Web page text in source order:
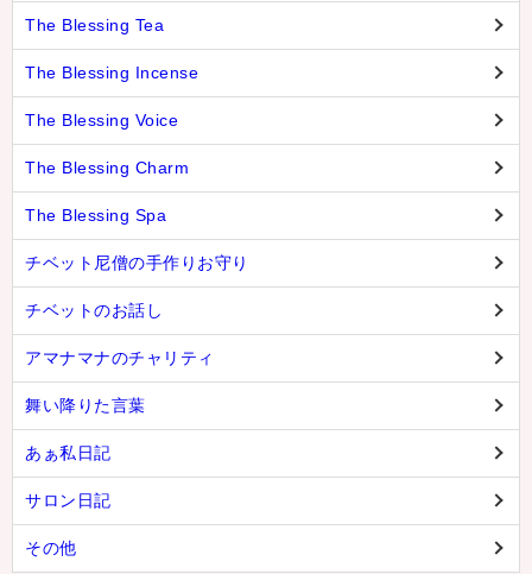
The Blessing Tea
The Blessing Incense
The Blessing Voice
The Blessing Charm
The Blessing Spa
チベット尼僧の手作りお守り
チベットのお話し
アマナマナのチャリティ
舞い降りた言葉
あぁ私日記
サロン日記
その他